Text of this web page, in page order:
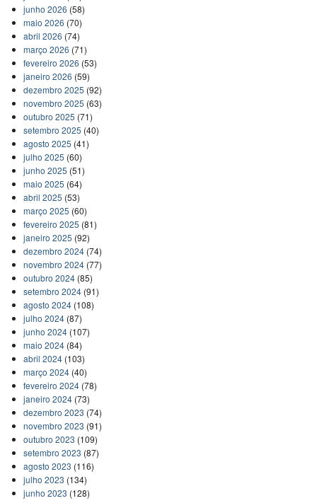
junho 2026 (58)
maio 2026 (70)
abril 2026 (74)
março 2026 (71)
fevereiro 2026 (53)
janeiro 2026 (59)
dezembro 2025 (92)
novembro 2025 (63)
outubro 2025 (71)
setembro 2025 (40)
agosto 2025 (41)
julho 2025 (60)
junho 2025 (51)
maio 2025 (64)
abril 2025 (53)
março 2025 (60)
fevereiro 2025 (81)
janeiro 2025 (92)
dezembro 2024(74)
novembro 2024(77)
outubro 2024(85)
setembro 2024(91)
agosto 2024(108)
julho 2024(87)
junho 2024(107)
maio 2024(84)
abril 2024(103)
março 2024(40)
fevereiro 2024(78)
janeiro 2024(73)
dezembro 2023 (74)
novembro 2023 (91)
outubro 2023 (109)
setembro 2023 (87)
agosto 2023 (116)
julho 2023 (134)
junho 2023 (128)